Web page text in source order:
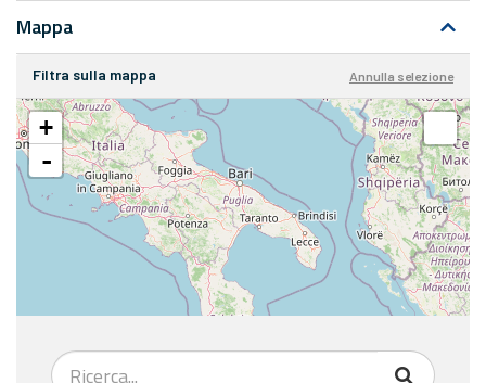
Mappa
Filtra sulla mappa Annulla selezione
+
-